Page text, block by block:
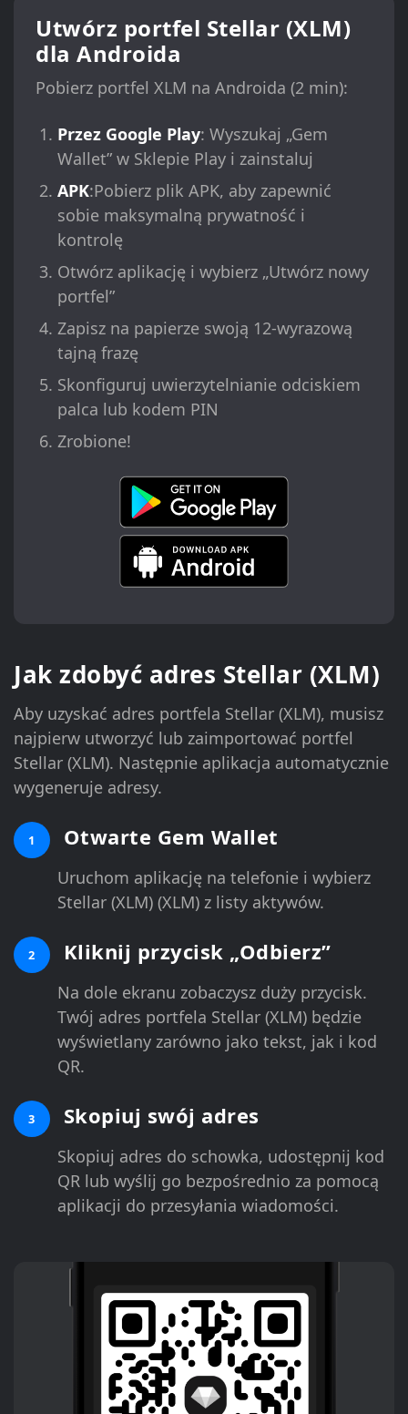
Utwórz portfel Stellar (XLM)
dla Androida
Pobierz portfel XLM na Androida (2 min):
Przez Google Play: Wyszukaj „Gem
Wallet” w Sklepie Play i zainstaluj
APK:Pobierz plik APK, aby zapewnić
sobie maksymalną prywatność i
kontrolę
Otwórz aplikację i wybierz „Utwórz nowy
portfel”
Zapisz na papierze swoją 12-wyrazową
tajną frazę
Skonfiguruj uwierzytelnianie odciskiem
palca lub kodem PIN
Zrobione!
Jak zdobyć adres Stellar (XLM)
Aby uzyskać adres portfela Stellar (XLM), musisz
najpierw utworzyć lub zaimportować portfel
Stellar (XLM). Następnie aplikacja automatycznie
wygeneruje adresy.
1 Otwarte Gem Wallet
Uruchom aplikację na telefonie i wybierz
Stellar (XLM) (XLM) z listy aktywów.
2 Kliknij przycisk „Odbierz”
Na dole ekranu zobaczysz duży przycisk.
Twój adres portfela Stellar (XLM) będzie
wyświetlany zarówno jako tekst, jak i kod
QR.
3 Skopiuj swój adres
Skopiuj adres do schowka, udostępnij kod
QR lub wyślij go bezpośrednio za pomocą
aplikacji do przesyłania wiadomości.